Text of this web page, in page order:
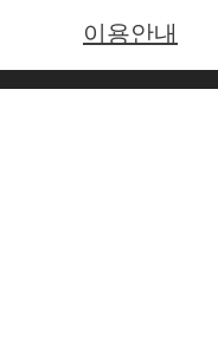
이용안내